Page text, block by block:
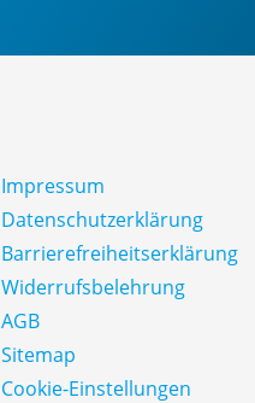
Impressum
Datenschutz­erklärung
Barrierefreiheitserklärung
Widerrufsbelehrung
AGB
Sitemap
Cookie-Einstellungen